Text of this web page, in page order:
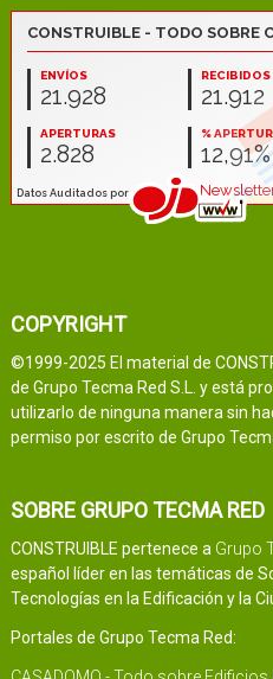
COPYRIGHT
©1999-2025 El material de
de Grupo Tecma Red S.L. y está
utilizarlo de ninguna manera sin
permiso por escrito de Grupo
SOBRE GRUPO TECMA RED
CONSTRUIBLE pertenece a Grupo
español líder en las temáticas de
Tecnologías en la Edificación y la
Portales de Grupo Tecma Red: